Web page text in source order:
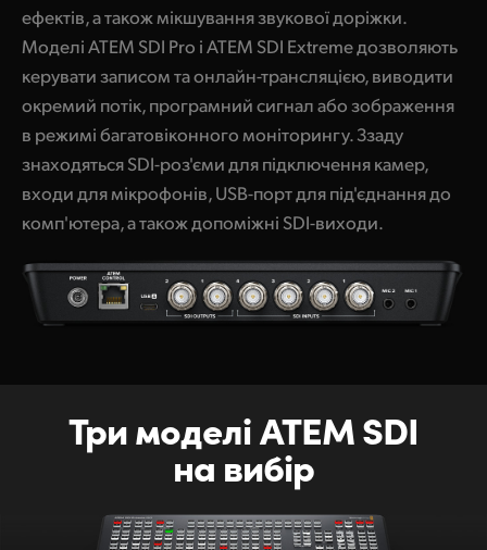
ефектів, а також мікшування звукової доріжки.
Моделі ATEM SDI Pro і ATEM SDI Extreme дозволяють
керувати записом та онлайн-трансляцією, виводити
окремий потік, програмний сигнал або зображення
в режимі багатовіконного моніторингу. Ззаду
знаходяться SDI-роз'єми для підключення камер,
входи для мікрофонів, USB-порт для під'єднання до
комп'ютера, а також допоміжні SDI-виходи.
Три моделі ATEM SDI
на вибір